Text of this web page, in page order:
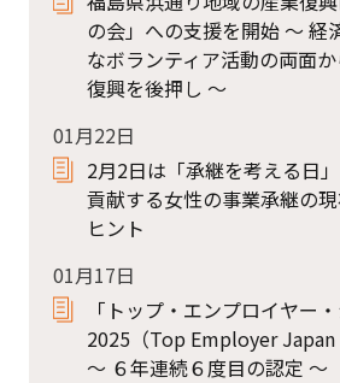
の会」への支援を開始 ～ 経
なボランティア活動の両面
復興を後押し ～
01月22日
2月2日は「承継を考える日
貢献する女性の事業承継の
ヒント
01月17日
「トップ・エンプロイヤー
2025（Top Employer
～ ６年連続６度目の認定 ～